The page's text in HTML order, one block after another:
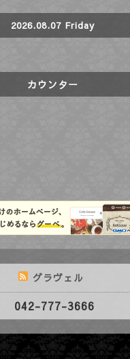
2026.08.07 Friday
カウンター
グラヴェル
042-777-3666